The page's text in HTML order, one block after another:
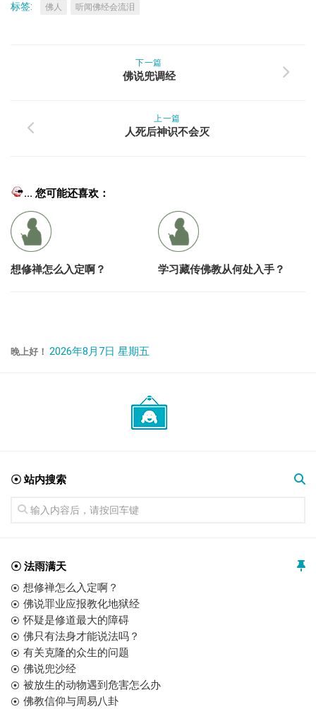
标签: 佛人 听闻佛经会流泪
下一篇
佛说兜调经
上一篇
人死后神识不会灭
... 您可能还喜欢：
想修禅怎么入定啊？ 学习藏传佛教从何处入手？
晚上好！ 2026年8月7日 星期五
☉ 站内搜索
☉ 法雨满天
想修禅怎么入定啊？
佛说罪业应报教化地狱经
怀疑是修道最大的障碍
佛只有法身才能说法吗？
有关克隆的众生的问题
佛说兜沙经
被放生的动物遇到危害怎么办
佛教信仰与周易八卦